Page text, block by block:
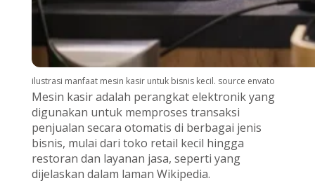
ilustrasi manfaat mesin kasir untuk bisnis kecil. source envato
Mesin kasir adalah perangkat elektronik yang
digunakan untuk memproses transaksi
penjualan secara otomatis di berbagai jenis
bisnis, mulai dari toko retail kecil hingga
restoran dan layanan jasa, seperti yang
dijelaskan dalam laman Wikipedia.